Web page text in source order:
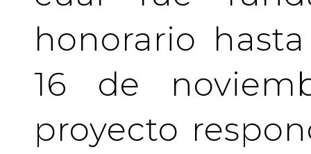
honorario
16 de
proyecto